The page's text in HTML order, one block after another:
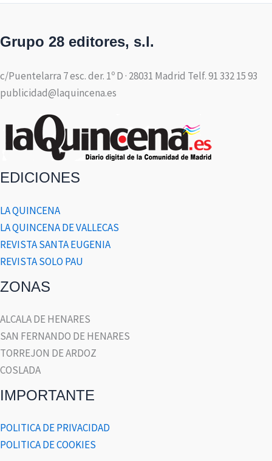
Grupo 28 editores, s.l.
c/Puentelarra 7 esc. der. 1º D · 28031 Madrid Telf. 91 332 15 93
publicidad@laquincena.es
EDICIONES
LA QUINCENA
LA QUINCENA DE VALLECAS
REVISTA SANTA EUGENIA
REVISTA SOLO PAU
ZONAS
ALCALA DE HENARES
SAN FERNANDO DE HENARES
TORREJON DE ARDOZ
COSLADA
IMPORTANTE
POLITICA DE PRIVACIDAD
POLITICA DE COOKIES